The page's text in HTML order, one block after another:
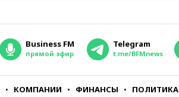
Business FM
прямой эфир
Telegram
t.me/BFMnews
КОМПАНИИ ФИНАНСЫ ПОЛИТИКА